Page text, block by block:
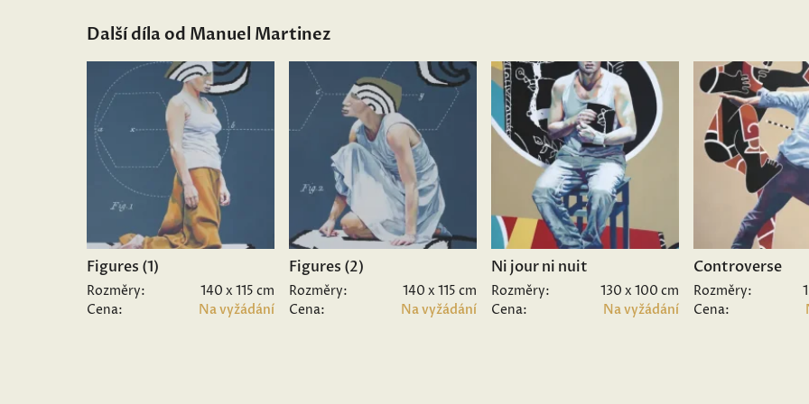
Další díla od Manuel Martinez
Figures (1)
Rozměry:
140 x 115 cm
Cena:
Na vyžádání
Figures (2)
Rozměry:
140 x 115 cm
Cena:
Na vyžádání
Ni jour ni nuit
Rozměry:
130 x 100 cm
Cena:
Na vyžádání
Controverse
Rozměry:
Cena: